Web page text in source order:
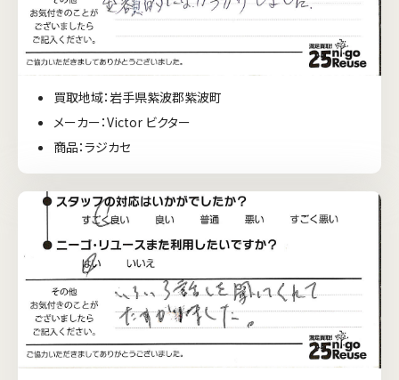
買取地域：岩手県紫波郡紫波町
メーカー：Victor ビクター
商品：ラジカセ